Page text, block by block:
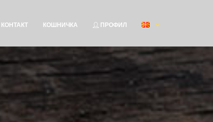
КОНТАКТ КОШНИЧКА ПРОФИЛ